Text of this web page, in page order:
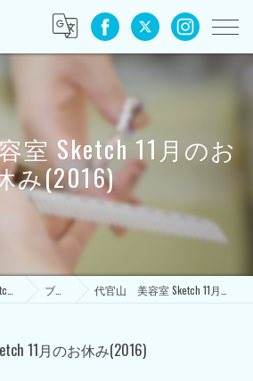
Sketch 11月のお
み(2016)
ブログ 代官山 美容室 Sketch 11月のお休み(2016)
11月のお休み(2016)